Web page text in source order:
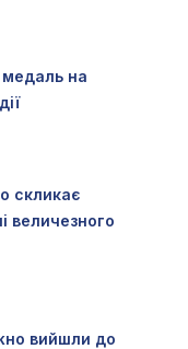
медаль на
скликає
величезного
вийшли до